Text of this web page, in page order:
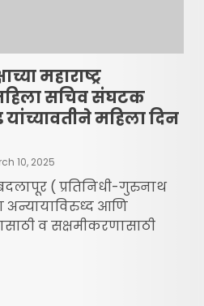
महाराष्ट्र
सचिव संघटक
यांच्यावतीने महिला दिन
10, 2025
( प्रतिनिधी-गुरुनाथ
अन्यायाविरुध्द आणि
व सक्षमीकरणासाठी